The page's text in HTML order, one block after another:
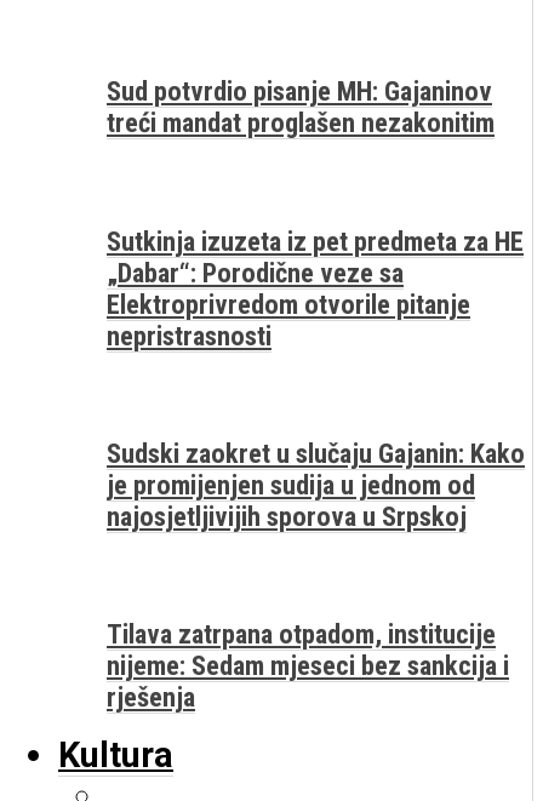
Sud potvrdio pisanje MH: Gajaninov
treći mandat proglašen nezakonitim
Sutkinja izuzeta iz pet predmeta za HE
„Dabar“: Porodične veze sa
Elektroprivredom otvorile pitanje
nepristrasnosti
Sudski zaokret u slučaju Gajanin: Kako
je promijenjen sudija u jednom od
najosjetljivijih sporova u Srpskoj
Tilava zatrpana otpadom, institucije
nijeme: Sedam mjeseci bez sankcija i
rješenja
Kultura